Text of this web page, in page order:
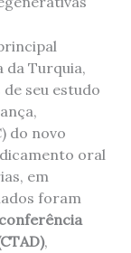
da Turquia,
seu estudo
do novo
oral
em
foram
,